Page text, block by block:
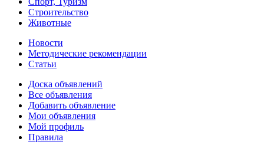
Строительство
Животные
Новости
Методические рекомендации
Статьи
Доска объявлений
Все объявления
Добавить объявление
Мои объявления
Мой профиль
Правила